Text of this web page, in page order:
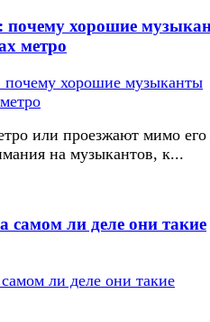
почему хорошие
метро
или проезжают мимо его
на музыкантов, к...
самом ли деле они такие